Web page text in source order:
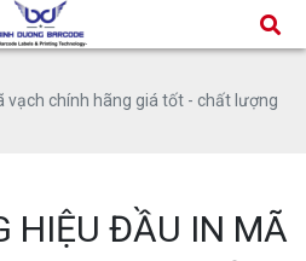
vạch chính hãng giá tốt - chất lượng
HIỆU ĐẦU IN MÃ